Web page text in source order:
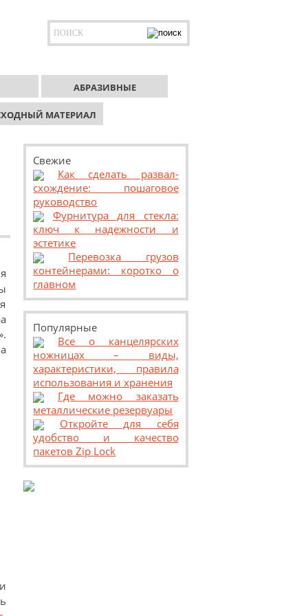
АБРАЗИВНЫЕ
МАТЕРИАЛ
Свежие
Как сделать развал-
схождение: пошаговое
руководство
Фурнитура для стекла:
ключ к надежности и
эстетике
Перевозка грузов
контейнерами: коротко о
главном
Популярные
Все о канцелярских
ножницах – виды,
характеристики, правила
использования и хранения
Где можно заказать
металлические резервуары
Откройте для себя
удобство и качество
пакетов Zip Lock